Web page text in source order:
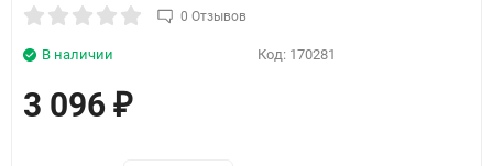
0 Отзывов
Код: 170281
В наличии
3 096 ₽